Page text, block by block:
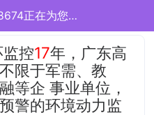
林工18903008674正在为您服务
控17年，广东高
限于军需、教
等企 事业单位，
警的环境动力监